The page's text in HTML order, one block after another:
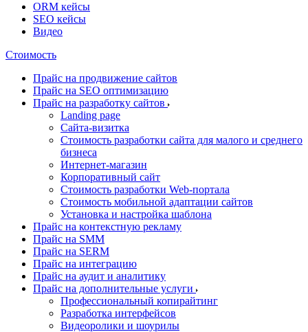
ORM кейсы
SEO кейсы
Видео
Стоимость
Прайс на продвижение сайтов
Прайс на SEO оптимизацию
Прайс на разработку сайтов
Landing page
Cайта-визитка
Стоимость разработки сайта для малого и среднего
бизнеса
Интернет-магазин
Корпоративный сайт
Стоимость разработки Web-портала
Стоимость мобильной адаптации сайтов
Установка и настройка шаблона
Прайс на контекстную рекламу
Прайс на SMM
Прайс на SERM
Прайс на интеграцию
Прайс на аудит и аналитику
Прайс на дополнительные услуги
Профессиональный копирайтинг
Разработка интерфейсов
Видеоролики и шоурилы